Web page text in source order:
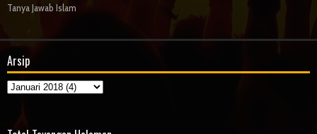
Tanya Jawab Islam
Arsip